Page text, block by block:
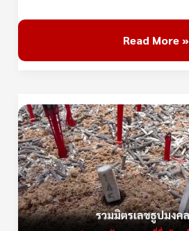
ใน
โค้ง
สุดท้าย
Read More »
รวม
เลข
“ธูป
มงคล”
งวด
1/6/67